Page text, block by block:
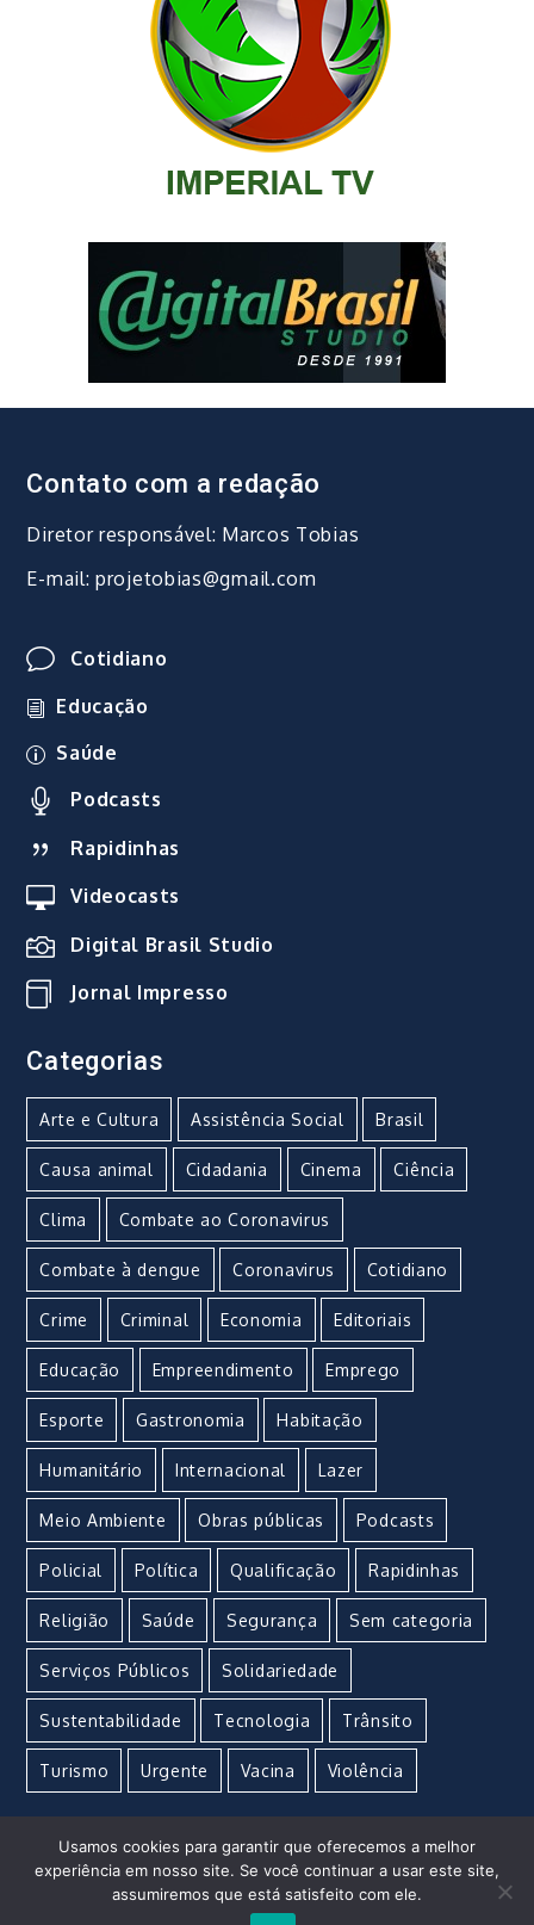
Contato com a redação
Diretor responsável: Marcos Tobias
E-mail: projetobias@gmail.com
Cotidiano
Educação
Saúde
Podcasts
Rapidinhas
Videocasts
Digital Brasil Studio
Jornal Impresso
Categorias
Arte e Cultura Assistência Social Brasil
Causa animal Cidadania Cinema Ciência
Clima Combate ao Coronavirus
Combate à dengue Coronavirus Cotidiano
Crime Criminal Economia Editoriais
Educação Empreendimento Emprego
Esporte Gastronomia Habitação
Humanitário Internacional Lazer
Meio Ambiente Obras públicas Podcasts
Policial Política Qualificação Rapidinhas
Religião Saúde Segurança Sem categoria
Serviços Públicos Solidariedade
Sustentabilidade Tecnologia Trânsito
Turismo Urgente Vacina Violência
Imperial Marketing e Propaganda © Copyright 2021 –
Usamos cookies para garantir que oferecemos a melhor
experiência em nosso site. Se você continuar a usar este site,
assumiremos que está satisfeito com ele.